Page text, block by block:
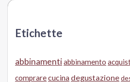
Etichette
abbinamentiabbinamento
comprarecucina degustazione